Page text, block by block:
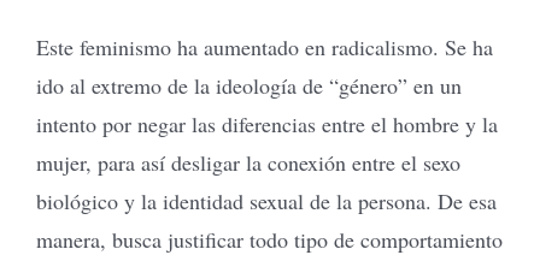
Este feminismo ha aumentado en radicalismo. Se ha
ido al extremo de la ideología de “género” en un
intento por negar las diferencias entre el hombre y la
mujer, para así desligar la conexión entre el sexo
biológico y la identidad sexual de la persona. De esa
manera, busca justificar todo tipo de comportamiento